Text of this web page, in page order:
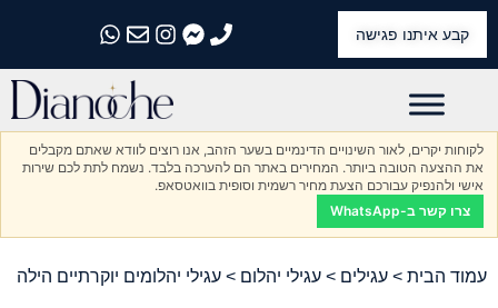
קבע איתנו פגישה
התקשרו אלינו
התקשרו אלינו
התקשרו אלינו
התקשרו אלינו
התקשרו אלינו
לקוחות יקרים, לאור השינויים הדינמיים בשער הזהב, אנו רוצים לוודא שאתם מקבלים
את ההצעה הטובה ביותר. המחירים באתר הם להערכה בלבד. נשמח לתת לכם שירות
אישי ולהנפיק עבורכם הצעת מחיר רשמית וסופית בוואטסאפ.
צרו קשר ב-WhatsApp
עמוד הבית > עגילים > עגילי יהלום > עגילי יהלומים יוקרתיים הילה